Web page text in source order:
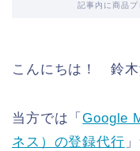
記事内に商品
こんにちは！ 鈴木
当方では「Google
ネス）の登録代行